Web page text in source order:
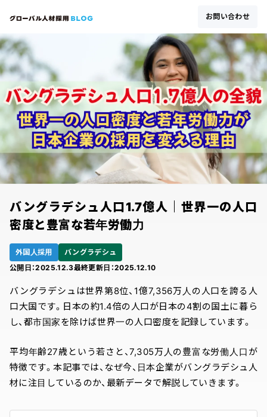
お問い合わせ
バングラデシュ人口1.7億人｜世界一の人口
密度と豊富な若年労働力
外国人採用
バングラデシュ
公開日：2025.12.3最終更新日：2025.12.10
バングラデシュは世界第8位、1億7,356万人の人口を誇る人
口大国です。日本の約1.4倍の人口が日本の4割の国土に暮ら
し、都市国家を除けば世界一の人口密度を記録しています。
平均年齢27歳という若さと、7,305万人の豊富な労働人口が
特徴です。本記事では、なぜ今、日本企業がバングラデシュ人
材に注目しているのか、最新データで解説していきます。